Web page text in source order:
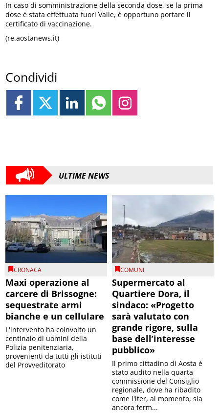
In caso di somministrazione della seconda dose, se la prima
dose è stata effettuata fuori Valle, è opportuno portare il
certificato di vaccinazione.
(re.aostanews.it)
Condividi
ULTIME NEWS
CRONACA
Maxi operazione al
carcere di Brissogne:
sequestrate armi
bianche e un cellulare
L'intervento ha coinvolto un
centinaio di uomini della
Polizia penitenziaria,
provenienti da tutti gli istituti
del Provveditorato
COMUNI
Supermercato al
Quartiere Dora, il
sindaco: «Progetto
sarà valutato con
grande rigore, sulla
base dell’interesse
pubblico»
Il primo cittadino di Aosta è
stato audito nella quarta
commissione del Consiglio
regionale, dove ha ribadito
come l'iter, al momento, sia
ancora ferm...